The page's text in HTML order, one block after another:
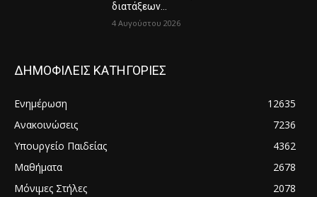
διατάξεων...
4 Αυγούστου 2026
ΔΗΜΟΦΙΛΕΙΣ ΚΑΤΗΓΟΡΙΕΣ
Ενημέρωση
12635
Ανακοινώσεις
7236
Υπουργείο Παιδείας
4362
Μαθήματα
2678
Μόνιμες Στήλες
2078